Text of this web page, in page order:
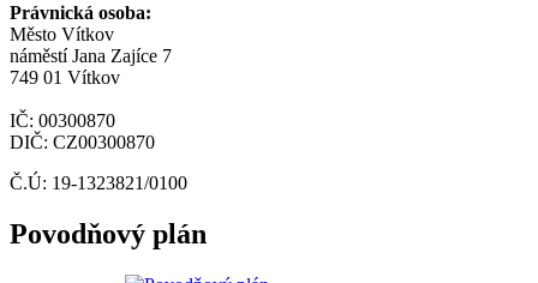
Právnická osoba:
Město Vítkov
náměstí Jana Zajíce 7
749 01 Vítkov
IČ: 00300870
DIČ: CZ00300870
Č.Ú: 19-1323821/0100
Povodňový plán